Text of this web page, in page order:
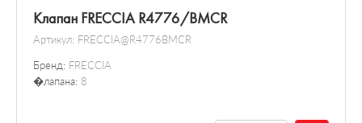
Клапан FRECCIA R4776/BMCR
Артикул: FRECCIA@R4776BMCR
Бренд: FRECCIA
�лапана: 8